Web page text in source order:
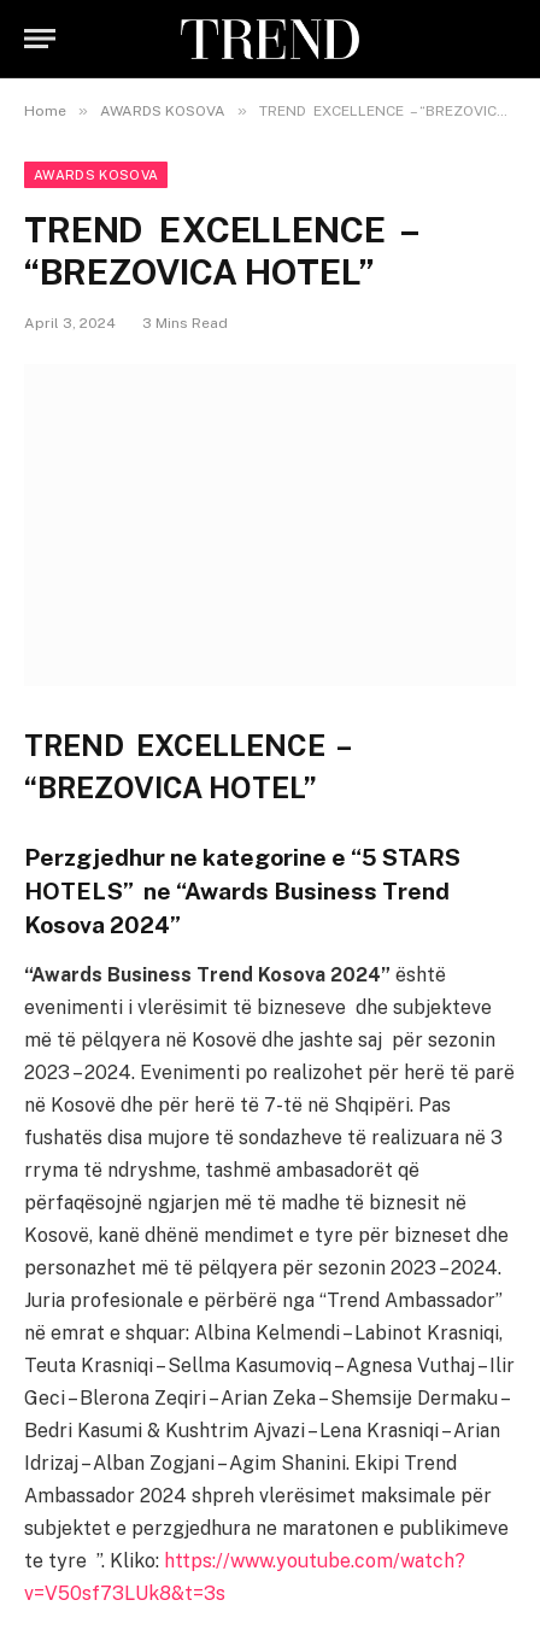
Home » AWARDS KOSOVA » TREND EXCELLENCE – “BREZOVICA HOTEL”
AWARDS KOSOVA
TREND EXCELLENCE –
“BREZOVICA HOTEL”
April 3, 2024 3 Mins Read
TREND EXCELLENCE –
“BREZOVICA HOTEL”
Perzgjedhur ne kategorine e “5 STARS
HOTELS” ne “Awards Business Trend
Kosova 2024”
“Awards Business Trend Kosova 2024” është
evenimenti i vlerësimit të bizneseve dhe subjekteve
më të pëlqyera në Kosovë dhe jashte saj për sezonin
2023 – 2024. Evenimenti po realizohet për herë të parë
në Kosovë dhe për herë të 7-të në Shqipëri. Pas
fushatës disa mujore të sondazheve të realizuara në 3
rryma të ndryshme, tashmë ambasadorët që
përfaqësojnë ngjarjen më të madhe të biznesit në
Kosovë, kanë dhënë mendimet e tyre për bizneset dhe
personazhet më të pëlqyera për sezonin 2023 – 2024.
Juria profesionale e përbërë nga “Trend Ambassador”
në emrat e shquar: Albina Kelmendi – Labinot Krasniqi,
Teuta Krasniqi – Sellma Kasumoviq – Agnesa Vuthaj – Ilir
Geci – Blerona Zeqiri – Arian Zeka – Shemsije Dermaku –
Bedri Kasumi & Kushtrim Ajvazi – Lena Krasniqi – Arian
Idrizaj – Alban Zogjani – Agim Shanini. Ekipi Trend
Ambassador 2024 shpreh vlerësimet maksimale për
subjektet e perzgjedhura ne maratonen e publikimeve
te tyre ”. Kliko: https://www.youtube.com/watch?
v=V50sf73LUk8&t=3s